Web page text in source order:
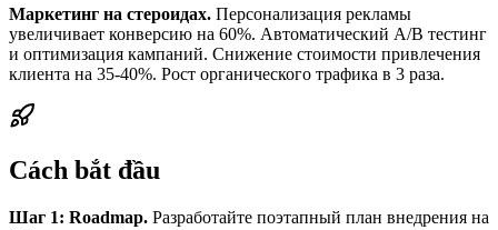
Маркетинг на стероидах. Персонализация рекламы
увеличивает конверсию на 60%. Автоматический A/B тестинг
и оптимизация кампаний. Снижение стоимости привлечения
клиента на 35-40%. Рост органического трафика в 3 раза.
Cách bắt đầu
Шаг 1: Roadmap. Разработайте поэтапный план внедрения на